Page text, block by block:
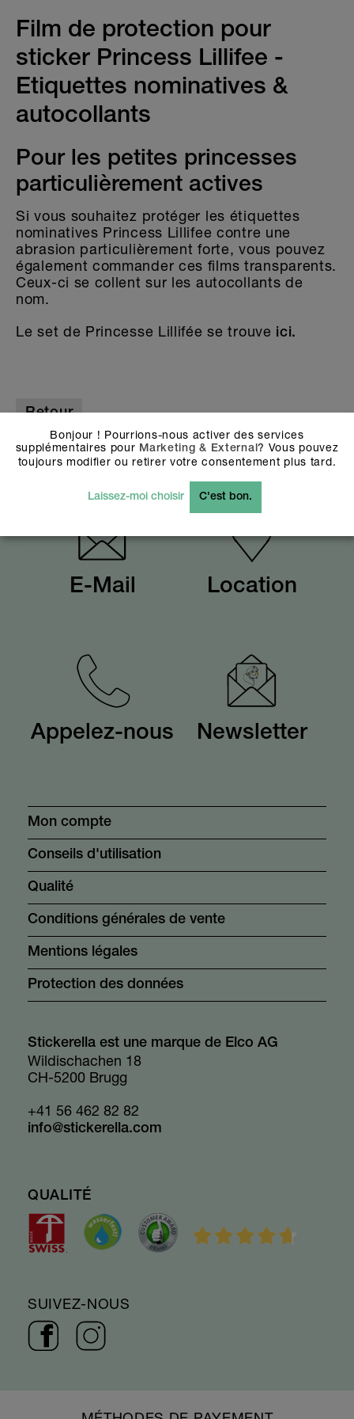
Maternelle & école
Sport & football
POUR VÊTEMENTS
ÉTIQUETTES POUR OBJETS
MATERNELLE & ÉCOLE
MAISON & DÉCORATION
Film de protection pour
sticker Princess Lillifee -
Etiquettes nominatives &
autocollants
Pour les petites princesses
particulièrement actives
Si vous souhaitez protéger les étiquettes
nominatives Princess Lillifee contre une
abrasion particulièrement forte, vous pouvez
également commander ces films transparents.
Ceux-ci se collent sur les autocollants de
nom.
Le set de Princesse Lillifée se trouve ici.
Retour
E-Mail Location
Appelez-nous Newsletter
Mon compte
Conseils d'utilisation
Qualité
Conditions générales de vente
Mentions légales
Protection des données
Stickerella est une marque de Elco AG
Wildischachen 18
CH-5200 Brugg
+41 56 462 82 82
info@stickerella.com
QUALITÉ
SUIVEZ-NOUS
Bonjour ! Pourrions-nous activer des services
supplémentaires pour Marketing & External? Vous pouvez
toujours modifier ou retirer votre consentement plus tard.
Laissez-moi choisir C'est bon.